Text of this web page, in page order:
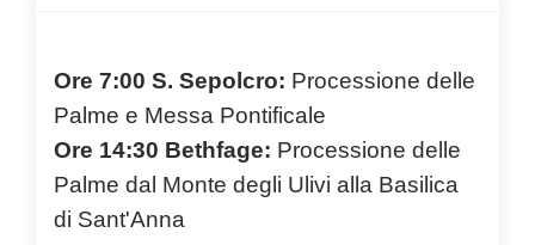
Ore 7:00 S. Sepolcro:Processione delle
Palme e Messa Pontificale
Ore 14:30 Bethfage:Processione delle
Palme dal Monte degli Ulivi alla Basilica
di Sant'Anna